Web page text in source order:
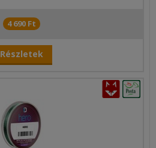
4 690 Ft
Részletek